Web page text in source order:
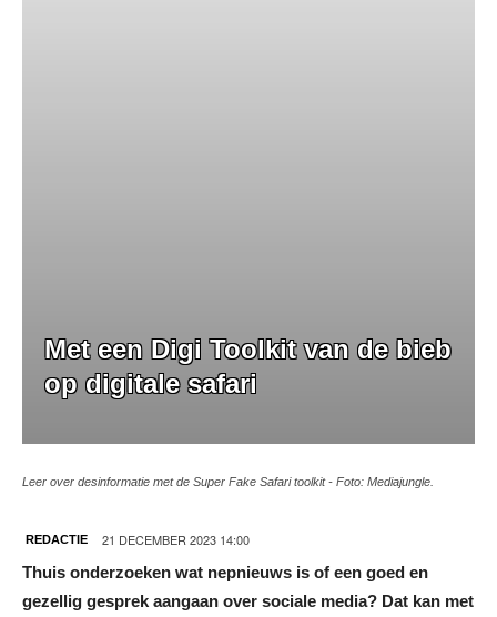
Met een Digi Toolkit van de bieb
op digitale safari
Leer over desinformatie met de Super Fake Safari toolkit - Foto: Mediajungle.
REDACTIE 21 DECEMBER 2023 14:00
Thuis onderzoeken wat nepnieuws is of een goed en
gezellig gesprek aangaan over sociale media? Dat kan met